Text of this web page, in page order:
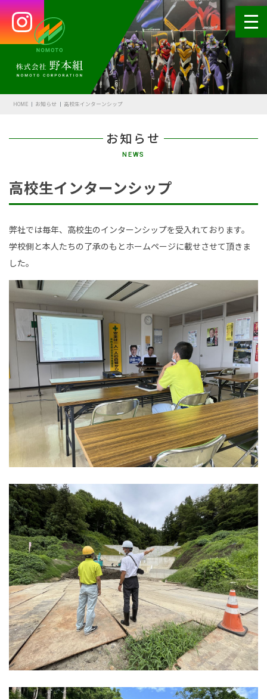
お知らせ
NEWS
HOME お知らせ 高校生インターンシップ
高校生インターンシップ
弊社では毎年、高校生のインターンシップを受入れております。
学校側と本人たちの了承のもとホームページに載せさせて頂きま
した。
HOME
代表あいさつ
会社概要・沿革
受賞歴
SDGsの取組
土木部門
建築部門
融雪部門
アグリ事業部
お知らせ
採用情報
採用メッセージ
野本組紹介MOVIE
社員紹介・インタビュー
新卒採用情報
一般採用 野本組
一般採用 アグリ事業部
社内制度・福利厚生
お問い合わせ